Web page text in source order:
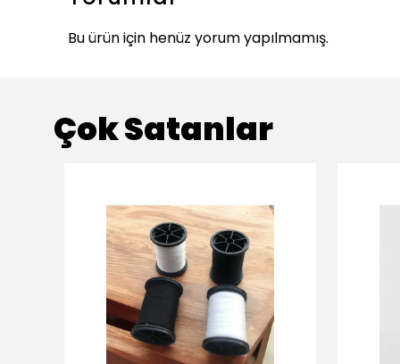
Bu ürün için henüz yorum yapılmamış.
Çok Satanlar